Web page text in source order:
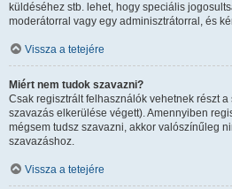
küldéséhez stb. lehet, hogy speciális
moderátorral vagy egy adminisztrátorral, és
Vissza a tetejére
Miért nem tudok szavazni?
Csak regisztrált felhasználók vehetnek részt
szavazás elkerülése végett). Amennyiben
mégsem tudsz szavazni, akkor valószínűleg
szavazáshoz.
Vissza a tetejére